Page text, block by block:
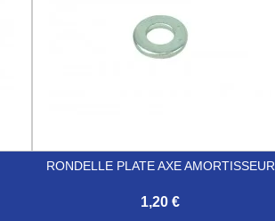
RONDELLE PLATE AXE AMORTISSEUR
1,20 €